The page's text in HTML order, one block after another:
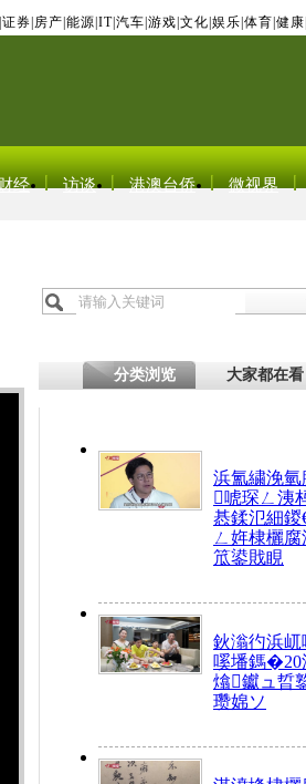
证券 房产 能源 IT| 汽车 游戏 文化 娱乐 体育 健康
经 访谈 港澳台侨 微视界
分类浏览 大家都在看
浜氳繍浼
唬琛ㄥ洟
惎鍒氾細鍐
ㄥ姩棣欐
笟鍙戝睍
鈥滃彴浜屼
嗘墦鎷�20
熻钀ュ晢
瓒婂ソ